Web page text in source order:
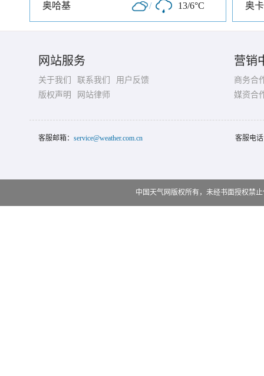
奥哈基 / 13/6°C 奥
网站服务
关于我们 联系我们
用户反馈
版权声明
网站律师
营销
商务合
媒资合
客服邮箱： service@weather.com.cn 客服电
中国天气网版权所有，未经书面授权